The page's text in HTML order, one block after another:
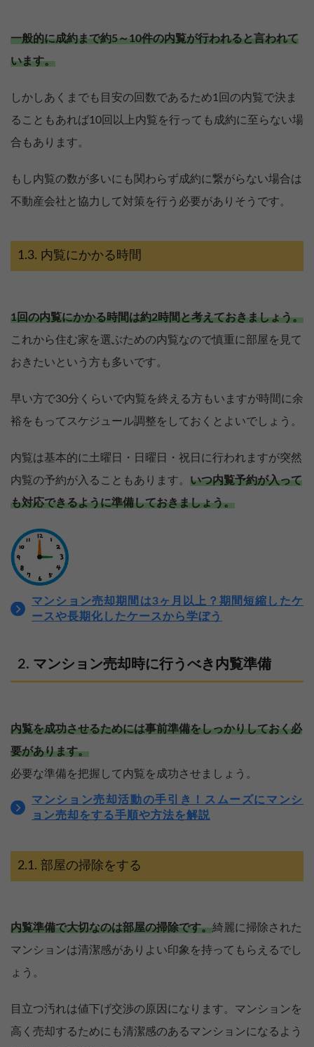
一般的に成約まで約5～10件の内覧が行われると言われて
います。
しかしあくまでも目安の回数であるため1回の内覧で決ま
ることもあれば10回以上内覧を行っても成約に至らない場
合もあります。
もし内覧の数が多いにも関わらず成約に繋がらない場合は
不動産会社と協力して対策を行う必要がありそうです。
内覧にかかる時間
1回の内覧にかかる時間は約2時間と考えておきましょう。
これから住む家を選ぶための内覧なので慎重に部屋を見て
おきたいという方も多いです。
早い方で30分くらいで内覧を終える方もいますが時間に余
裕をもってスケジュール調整をしておくとよいでしょう。
内覧は基本的に土曜日・日曜日・祝日に行われますが突然
内覧の予約が入ることもあります。 いつ内覧予約が入って
も対応できるように準備しておきましょう。
マンション売却期間は3ヶ月以上？期間短縮したケ
ースや長期化したケースから学ぼう
マンション売却時に行うべき内覧準備
内覧を成功させるためには事前準備をしっかりしておく必
要があります。
必要な準備を把握して内覧を成功させましょう。
マンション売却活動の手引き！スムーズにマンシ
ョン売却をする手順や方法を解説
部屋の掃除をする
内覧準備で大切なのは部屋の掃除です。綺麗に掃除された
マンションは清潔感がありよい印象を持ってもらえるでし
ょう。
目立つ汚れは値下げ交渉の原因になります。マンションを
高く売却するためにも清潔感のあるマンションになるよう